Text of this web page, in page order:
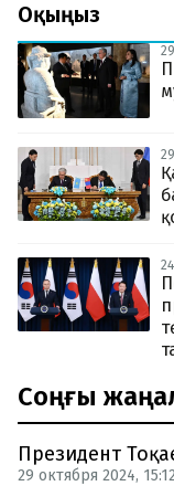
Оқыңыз
Соңғы
Президент
29 октября 2024,